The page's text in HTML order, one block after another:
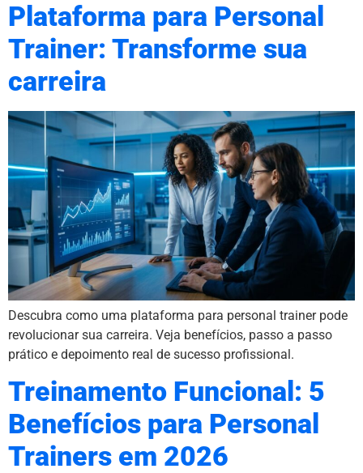
Plataforma para Personal
Trainer: Transforme sua
carreira
Descubra como uma plataforma para personal trainer pode
revolucionar sua carreira. Veja benefícios, passo a passo
prático e depoimento real de sucesso profissional.
Treinamento Funcional: 5
Benefícios para Personal
Trainers em 2026